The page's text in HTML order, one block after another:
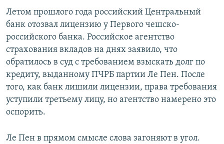
Летом прошлого года российский Центральный
банк отозвал лицензию у Первого чешско-
российского банка. Российское агентство
страхования вкладов на днях заявило, что
обратилось в суд с требованием взыскать долг по
кредиту, выданному ПЧРБ партии Ле Пен. После
того, как банк лишили лицензии, права требования
уступили третьему лицу, но агентство намерено это
оспорить.
Ле Пен в прямом смысле слова загоняют в угол.